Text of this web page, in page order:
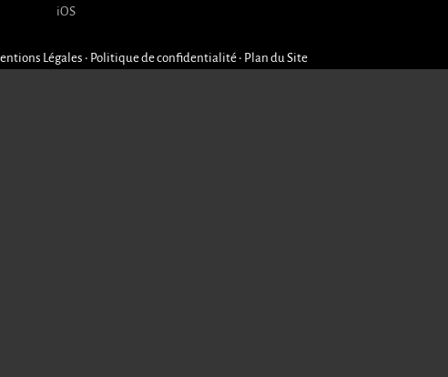
iOS
Légales • Politique de confidentialité• Plan du Site